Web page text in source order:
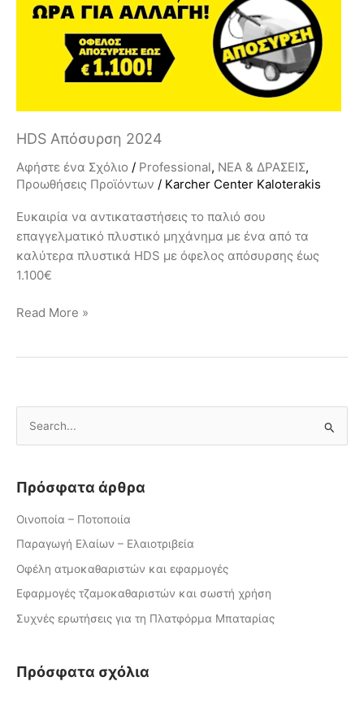
HDS Απόσυρση 2024
Αφήστε ένα Σχόλιο / Professional, ΝΕΑ & ΔΡΑΣΕΙΣ,
Προωθήσεις Προϊόντων / Karcher Center Kaloterakis
Ευκαιρία να αντικαταστήσεις το παλιό σου
επαγγελματικό πλυστικό μηχάνημα με ένα από τα
καλύτερα πλυστικά HDS με όφελος απόσυρσης έως
1.100€
Read More »
ζ
ή
τ
γ
α
Πρόσφατα άρθρα
Οινοποία – Ποτοποιία
Παραγωγή Ελαίων – Ελαιοτριβεία
Οφέλη ατμοκαθαριστών και εφαρμογές
Εφαρμογές τζαμοκαθαριστών και σωστή χρήση
Συχνές ερωτήσεις για τη Πλατφόρμα Μπαταρίας
Πρόσφατα σχόλια